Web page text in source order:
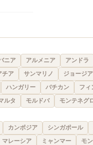
ニア アルメニア アンドラ
チア サンマリノ ジョージア
ハンガリー バチカン フィ
ルタ モルドバ モンテネグ
カンボジア シンガポール
マレーシア ミャンマー モ